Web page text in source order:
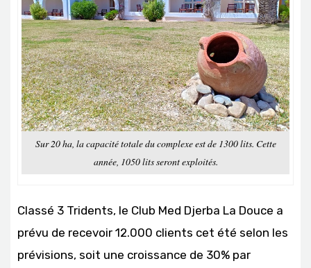
Sur 20 ha, la capacité totale du complexe est de 1300 lits. Cette
année, 1050 lits seront exploités.
Classé 3 Tridents, le Club Med Djerba La Douce a
prévu de recevoir 12.000 clients cet été selon les
prévisions, soit une croissance de 30% par